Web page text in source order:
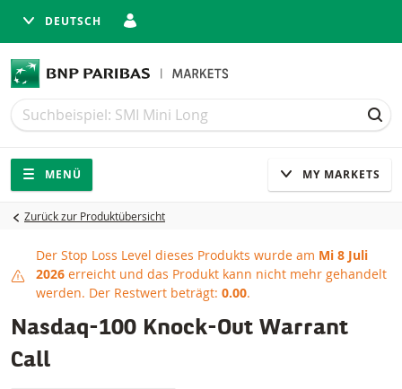
DEUTSCH
Suche
Suche
Navigation
Seitennavigation
MENÜ MY MARKETS
Zurück zur Produktübersicht
Stop Loss erreicht
Der Stop Loss Level dieses Produkts wurde am Mi 8 Juli
2026 erreicht und das Produkt kann nicht mehr gehandelt
werden. Der Restwert beträgt: 0.00.
Nasdaq-100 Knock-Out Warrant
Call